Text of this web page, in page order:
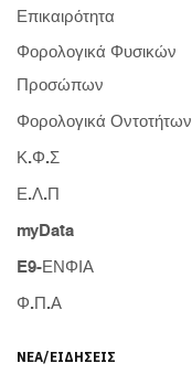
Επικαιρότητα
Φορολογικά Φυσικών
Προσώπων
Φορολογικά Οντοτήτων
Κ.Φ.Σ
Ε.Λ.Π
myData
E9-ΕΝΦΙΑ
Φ.Π.Α
ΝΈΑ/ΕΙΔΉΣΕΙΣ